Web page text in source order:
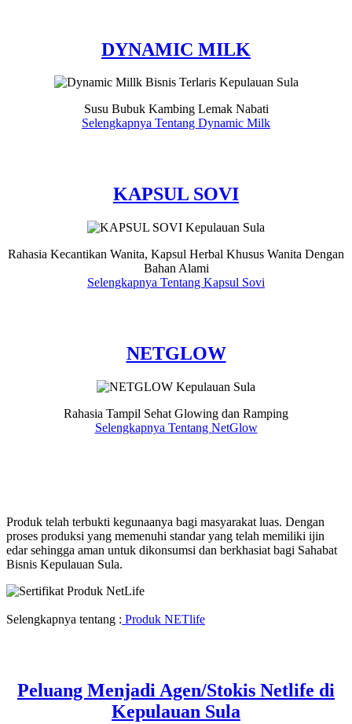
DYNAMIC MILK
Susu Bubuk Kambing Lemak Nabati
Selengkapnya Tentang Dynamic Milk
KAPSUL SOVI
Rahasia Kecantikan Wanita, Kapsul Herbal Khusus Wanita Dengan
Bahan Alami
Selengkapnya Tentang Kapsul Sovi
NETGLOW
Rahasia Tampil Sehat Glowing dan Ramping
Selengkapnya Tentang NetGlow
Produk telah terbukti kegunaanya bagi masyarakat luas. Dengan
proses produksi yang memenuhi standar yang telah memiliki ijin
edar sehingga aman untuk dikonsumsi dan berkhasiat bagi Sahabat
Bisnis Kepulauan Sula.
Selengkapnya tentang : Produk NETlife
Peluang Menjadi Agen/Stokis Netlife di
Kepulauan Sula